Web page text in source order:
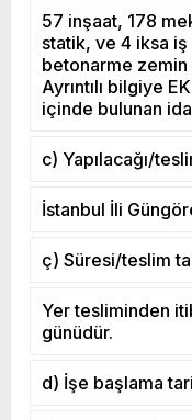
57 inşaat, 178
statik, ve 4 iksa
betonarme zemin
Ayrıntılı bilgiye
içinde bulunan
c) Yapılacağı/
İstanbul İli
ç) Süresi/teslim
Yer tesliminden
günüdür.
d) İşe başlama